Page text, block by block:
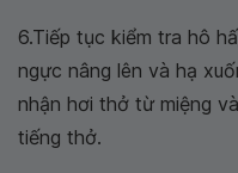
6.Tiếp tục kiểm tra hô
ngực nâng lên và hạ
nhận hơi thở từ miệng
tiếng thở.